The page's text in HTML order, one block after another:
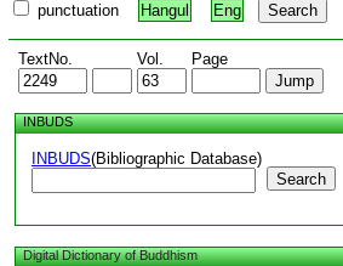
punctuation Hangul Eng
TextNo. Vol. Page
INBUDS
INBUDS(Bibliographic Database)
Search
Digital Dictionary of Buddhism